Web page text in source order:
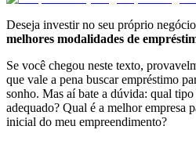
Deseja investir no seu próprio
melhores modalidades de
Se você chegou neste texto,
que vale a pena buscar empréstimo
sonho. Mas aí bate a dúvida: qual tipo
adequado? Qual é a melhor empresa
inicial do meu empreendimento?